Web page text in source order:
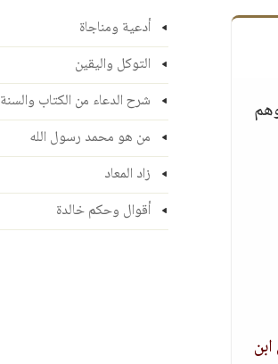
أدعية ومناجاة
التوكل واليقين
شرح الدعاء من الكتاب والسنة
من هو محمد رسول الله
زاد المعاد
أقوال وحكم خالدة